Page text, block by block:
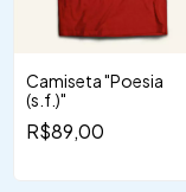
Camiseta "Poesia
(s.f.)"
R$89,00